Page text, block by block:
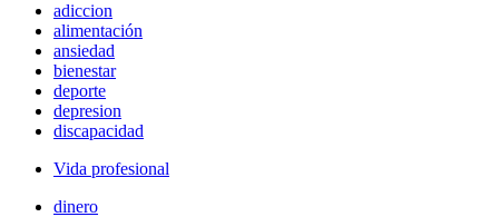
adiccion
alimentación
ansiedad
bienestar
deporte
depresion
discapacidad
Vida profesional
dinero